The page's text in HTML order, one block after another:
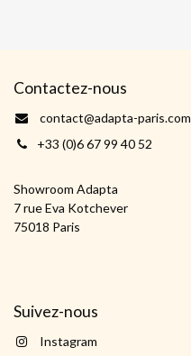
Contactez-nous
contact@adapta-paris.com
+33 (0)6 67 99 40 52
Showroom Adapta
7 rue Eva Kotchever
75018 Paris
Suivez-nous
Instagram